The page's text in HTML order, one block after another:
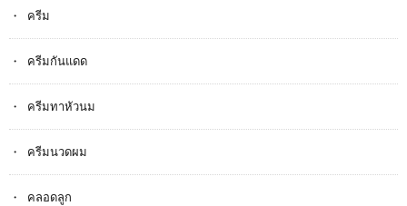
ครีม
ครีมกันแดด
ครีมทาหัวนม
ครีมนวดผม
คลอดลูก